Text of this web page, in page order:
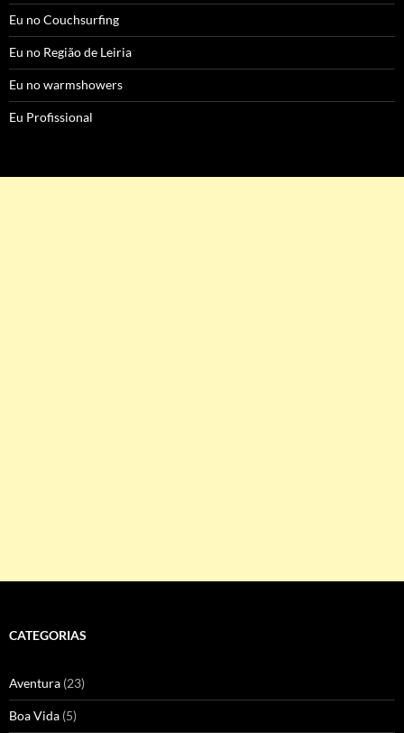
Eu no Couchsurfing
Eu no Região de Leiria
Eu no warmshowers
Eu Profissional
CATEGORIAS
Aventura (23)
Boa Vida (5)